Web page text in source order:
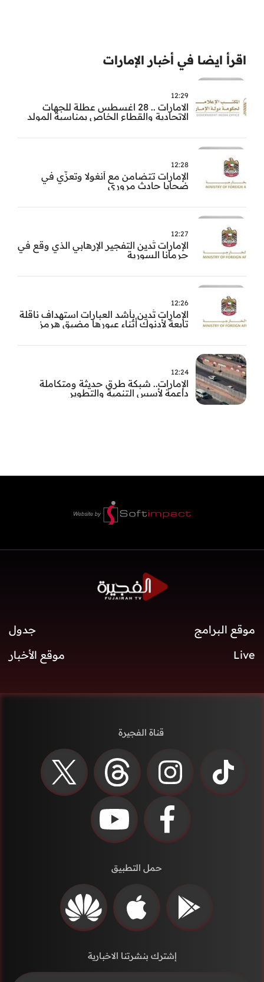
اقرأ ايضا في أخبار الإمارات
12:29
الامارات .. 28 اغسطس عطلة للجهات
الاتحادية والقطاع الخاص بمناسبة المولد
12:28
الإمارات تتضامن مع أنغولا وتعزّي في
ضحايا حادث مروري
12:27
الإمارات تُدين التفجير الإرهابي الذي وقع في
جرمانا السورية
12:26
الإمارات تُدين بأشد العبارات استهداف ناقلة
تابعة لأدنوك أثناء عبورها مضيق هرمز
12:24
الإمارات.. شبكة طرق حديثة ومتكاملة
داعمة لأسس التنمية والتطوير
موقع البرامج
جدول
Live
موقع الأخبار
قناة الفجيرة
حمل التطبيق
إشترك بنشرتنا الاخبارية